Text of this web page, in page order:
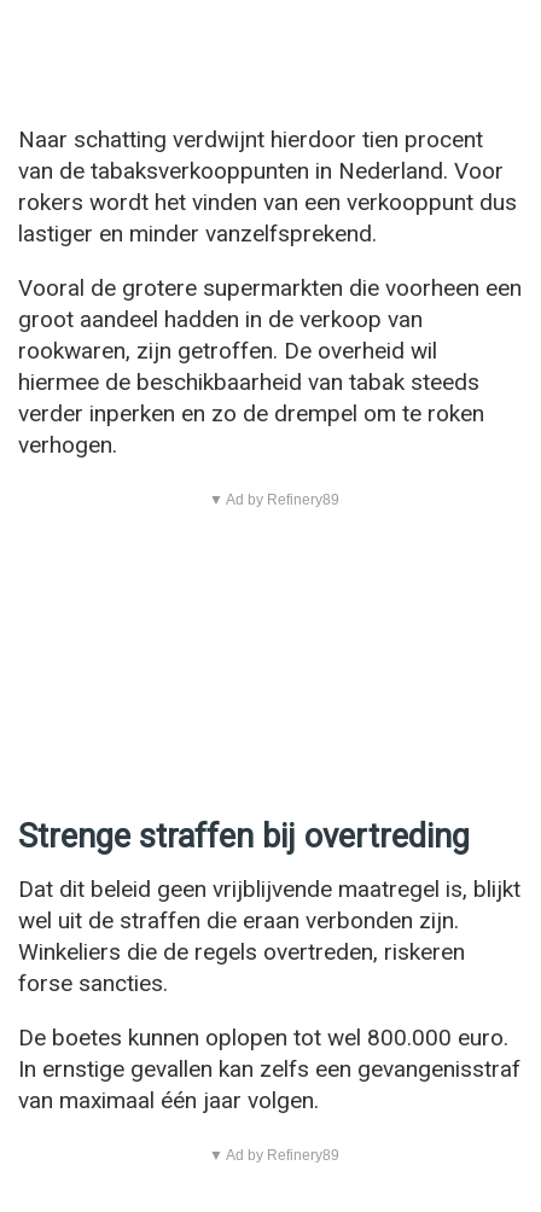
Naar schatting verdwijnt hierdoor tien procent
van de tabaksverkooppunten in Nederland. Voor
rokers wordt het vinden van een verkooppunt dus
lastiger en minder vanzelfsprekend.
Vooral de grotere supermarkten die voorheen een
groot aandeel hadden in de verkoop van
rookwaren, zijn getroffen. De overheid wil
hiermee de beschikbaarheid van tabak steeds
verder inperken en zo de drempel om te roken
verhogen.
▼ Ad by Refinery89
Strenge straffen bij overtreding
Dat dit beleid geen vrijblijvende maatregel is, blijkt
wel uit de straffen die eraan verbonden zijn.
Winkeliers die de regels overtreden, riskeren
forse sancties.
De boetes kunnen oplopen tot wel 800.000 euro.
In ernstige gevallen kan zelfs een gevangenisstraf
van maximaal één jaar volgen.
▼ Ad by Refinery89